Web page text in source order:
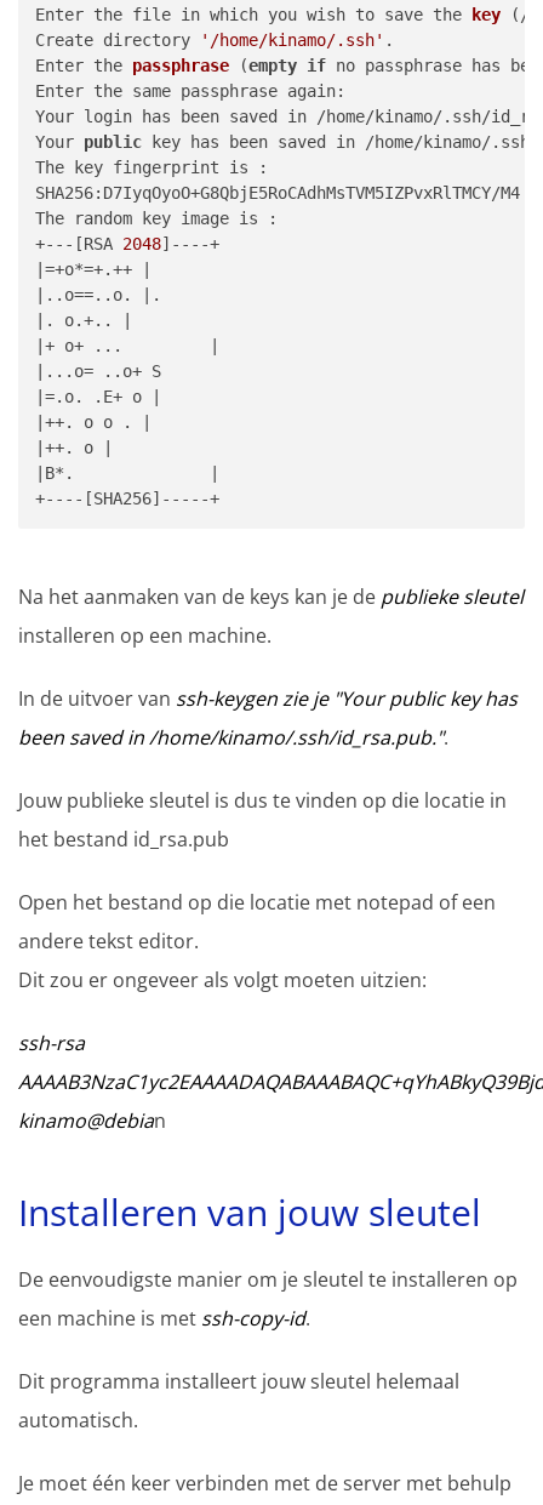
Enter the file in which you wish to save the
key (/
Create directory
'/home/kinamo/.ssh' .
Enter the passphrase (empty if no passphrase has
Enter the same passphrase again:
Your login has been saved in /home/kinamo/.ssh/
Your public key has been saved in /home/kinamo/
The key fingerprint is :
SHA256:D7IyqOyoO+G8QbjE5RoCAdhMsTVM5IZPvxRlTMCY/M4
The random key image is :
+---[RSA 2048]----+
|=+o*=+.++ |
|..o==..o. |.
|. o.+.. |
|+ o+ ...         |
|...o= ..o+ S
|=.o. .E+ o |
|++. o o . |
|++. o |
|B*.              |
+----[SHA256]-----+
Na het aanmaken van de keys kan je de publieke sleutel
installeren op een machine.
In de uitvoer van ssh-keygen zie je "Your public key has
been saved in /home/kinamo/.ssh/id_rsa.pub.".
Jouw publieke sleutel is dus te vinden op die locatie in
het bestand id_rsa.pub
Open het bestand op die locatie met notepad of een
andere tekst editor.
Dit zou er ongeveer als volgt moeten uitzien:
ssh-rsa
kinamo@debian
Installeren van jouw sleutel
De eenvoudigste manier om je sleutel te installeren op
een machine is met ssh-copy-id.
Dit programma installeert jouw sleutel helemaal
automatisch.
Je moet één keer verbinden met de server met behulp